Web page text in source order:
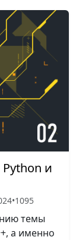
и
•1095
темы
а именно